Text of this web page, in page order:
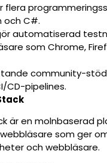
flera
och C#.
automatiserad
som Chrome,
community-
CD-pipelines.
är en molnbaserad
som ger
och webbläsare.